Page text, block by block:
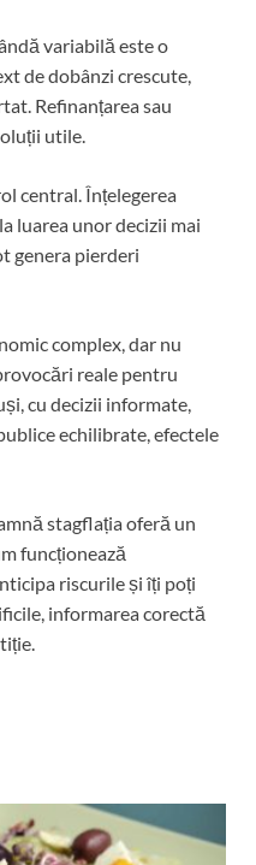
variabilă este o
de dobânzi crescute,
Refinanțarea sau
utile.
central. Înțelegerea
luarea unor decizii mai
genera pierderi
complex, dar nu
reale pentru
cu decizii informate,
echilibrate, efectele
stagflația oferă un
funcționează
riscurile și îți poți
informarea corectă